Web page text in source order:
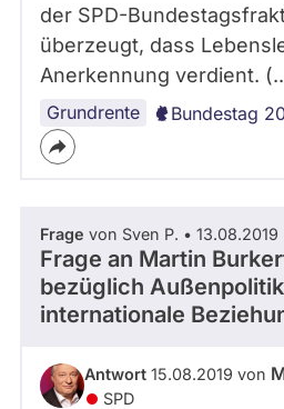
der SPD-
überzeugt, dass
Anerkennung verdient.
Grundrente Bundestag
Frage von Sven P. • 13.08.2019
Frage an Martin
bezüglich
internationale
Antwort 15.08.2019 von
SPD